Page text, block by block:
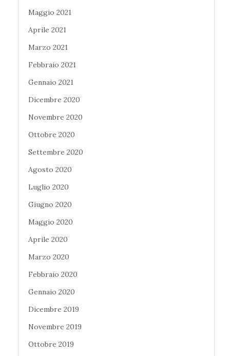
Maggio 2021
Aprile 2021
Marzo 2021
Febbraio 2021
Gennaio 2021
Dicembre 2020
Novembre 2020
Ottobre 2020
Settembre 2020
Agosto 2020
Luglio 2020
Giugno 2020
Maggio 2020
Aprile 2020
Marzo 2020
Febbraio 2020
Gennaio 2020
Dicembre 2019
Novembre 2019
Ottobre 2019